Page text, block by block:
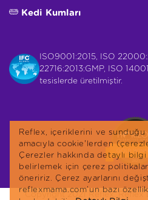
Kedi Kumları
ISO9001:2015, ISO
22716:2013:GMP, ISO
tesislerde üretilmiştir.
Copyright 2021 Reflex. Reflex
Reflex, içeriklerini ve
amacıyla cookie'lerden
Çerezler hakkında detaylı
belirlemek için çerez
öneririz. Çerez ayarlarını
reflexmama.com’un bazı